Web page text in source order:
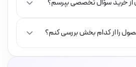
از خرید سؤال تخصصی بپرسم؟
را از کدام بخش بررسی کنم؟